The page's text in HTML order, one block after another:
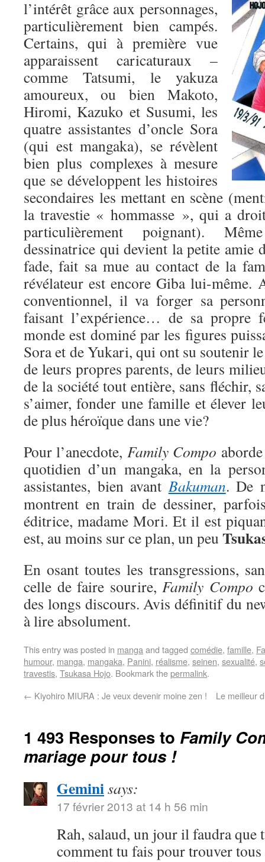
l’intérêt grâce aux personnages,
particulièrement bien campés.
Certains, qui à première vue
apparaissent caricaturaux –
comme Tatsumi, le yakuza
amoureux, ou bien Makoto,
Hiromi, Kazuko et Susumi, les
quatre assistantes d’oncle Sora
(qui est mangaka), se révèlent
bien plus complexes à mesure
que se développent les histoires
secondaires les mettant en scène
la travestie « hommasse », qui a
particulièrement poignant).
dessinatrice qui devient la petite amie
fade, fait sa mue au contact de la
révélateur est encore Giba lui-même.
conventionnel, il va forger sa
faisant l’expérience… de sa propre
monde est dominé par les figures
Sora et de Yukari, qui ont su soutenir
de leurs propres parents, de leurs
de la société tout entière, sans fléchir,
s’aimer, fonder une famille et élever
de plus héroïque dans une vie?
Pour l’anecdote, Family Compo
quotidien d’un mangaka, en la
assistantes, bien avantBakuman. De
montrent en train de dessiner,
éditrice, madame Mori. Et il est
est, au moins sur ce plan, un peu
En osant toutes les transgressions,
celle de faire sourire,Family Compo
des longs discours. Avis définitif du
à lire absolument.
This entry was posted in manga and tagged comédie, famille,
humour, manga, mangaka, Panini, réalisme, seinen, sexualité,
travestis, Tsukasa Hojo. Bookmark thepermalink.
← Kiyohiro MIURA : Je veux devenir moine zen ! Le meilleur
1 493 Responses to Family
mariage pour tous !
Geminisays:
17 février 2013 at 14 h 56 min
Rah, salaud, un jour il faudra que
comment tu fais pour trouver